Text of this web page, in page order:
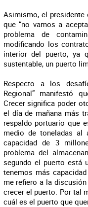
Asimismo, el
que “no vamos a
problema de
modificando los
interior del puerto, ya
sustentable, un puerto
Respecto a los
Regional” manifestó
Crecer significa poder
el día de mañana más
respaldo portuario que
medio de toneladas al
capacidad de 3
problema del
segundo el puerto está
tenemos más
me refiero a la
crecer el puerto. Por tal
cuál es el puerto que